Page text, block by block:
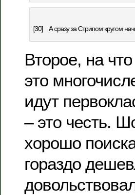
[30] А сразу за Стрипом кругом
Второе, на
это
идут
– это честь.
хорошо
гораздо